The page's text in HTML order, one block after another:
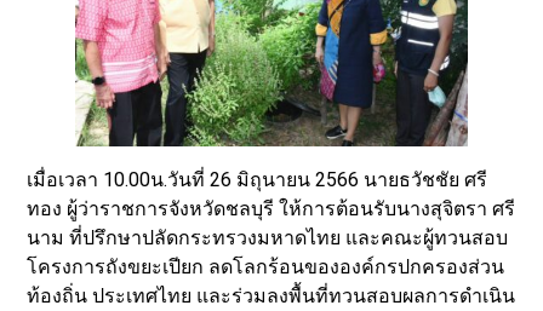
เมื่อเวลา 10.00น.วันที่ 26 มิถุนายน 2566 นายธวัชชัย ศรี
ทอง ผู้ว่าราชการจังหวัดชลบุรี ให้การต้อนรับนางสุจิตรา ศรี
นาม ที่ปรึกษาปลัดกระทรวงมหาดไทย และคณะผู้ทวนสอบ
โครงการถังขยะเปียก ลดโลกร้อนขององค์กรปกครองส่วน
ท้องถิ่น ประเทศไทย และร่วมลงพื้นที่ทวนสอบผลการดำเนิน